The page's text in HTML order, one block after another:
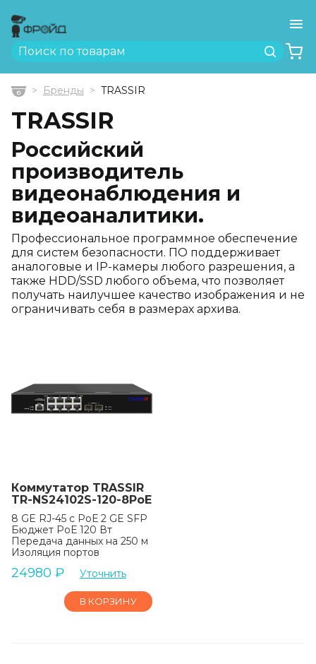
Найти
ГлавнаяБренды TRASSIR
TRASSIR
Российский
производитель
видеонаблюдения и
видеоаналитики.
Профессиональное программное обеспечение
для систем безопасности. ПО поддерживает
аналоговые и IP-камеры любого разрешения, а
также HDD/SSD любого объема, что позволяет
получать наилучшее качество изображения и не
ограничивать себя в размерах архива.
Коммутатор TRASSIR
TR-NS24102S-120-8PoE
8 GE RJ-45 с РоЕ 2 GE SFP
Бюджет РоЕ 120 Вт
Передача данных на 250 м
Изоляция портов
24980 ₽ Уточнить
В КОРЗИНУ